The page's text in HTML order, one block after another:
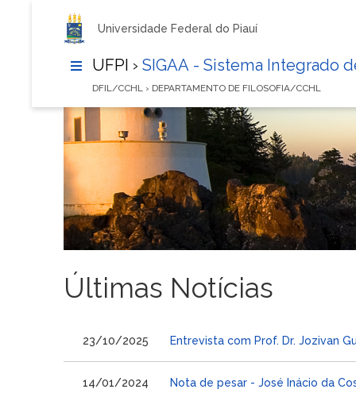
Universidade Federal do Piauí
UFPI › SIGAA - Sistema Integrado
DFIL/CCHL › DEPARTAMENTO DE FILOSOFIA/CCHL
Últimas Notícias
23/10/2025 Entrevista com Prof. Dr. Jozivan
14/01/2024 Nota de pesar - José Inácio da